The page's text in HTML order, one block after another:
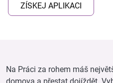
ZÍSKEJ APLIKACI
Na Práci za rohem máš
domova a přestat dojíždět.